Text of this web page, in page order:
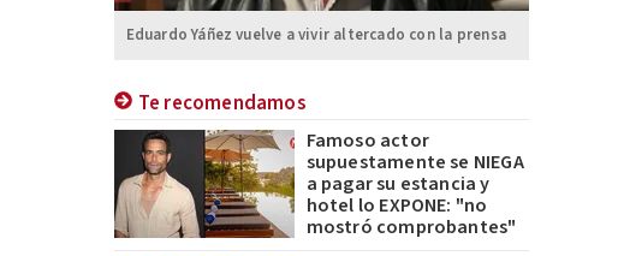
Eduardo Yáñez vuelve a vivir altercado con la prensa
Te recomendamos
Famoso actor
supuestamente se NIEGA
a pagar su estancia y
hotel lo EXPONE: "no
mostró comprobantes"